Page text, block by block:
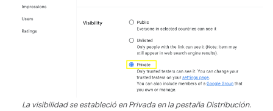
La visibilidad se estableció en Privada en la pestaña Distribución.